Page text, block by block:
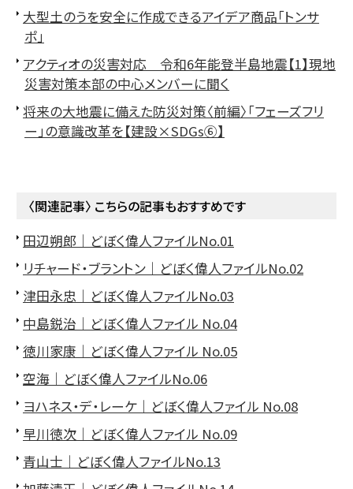
大型土のうを安全に作成できるアイデア商品「トンサ
ポ」
アクティオの災害対応 令和6年能登半島地震【1】現地
災害対策本部の中心メンバーに聞く
将来の大地震に備えた防災対策〈前編〉「フェーズフリ
ー」の意識改革を【建設×SDGs⑥】
〈関連記事〉 こちらの記事もおすすめです
田辺朔郎｜どぼく偉人ファイルNo.01
リチャード・ブラントン｜どぼく偉人ファイルNo.02
津田永忠｜どぼく偉人ファイルNo.03
中島鋭治｜どぼく偉人ファイル No.04
徳川家康｜どぼく偉人ファイル No.05
空海｜どぼく偉人ファイルNo.06
ヨハネス・デ・レーケ｜どぼく偉人ファイル No.08
早川徳次｜どぼく偉人ファイル No.09
青山士｜どぼく偉人ファイルNo.13